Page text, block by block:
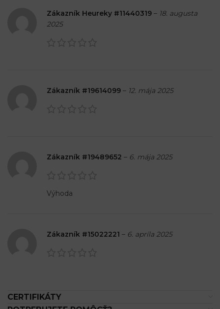
Zákazník Heureky #11440319 – 18. augusta
2025
Zákazník #19614099 – 12. mája 2025
Zákazník #19489652 – 6. mája 2025
Výhoda
Zákazník #15022221 – 6. apríla 2025
CERTIFIKÁTY